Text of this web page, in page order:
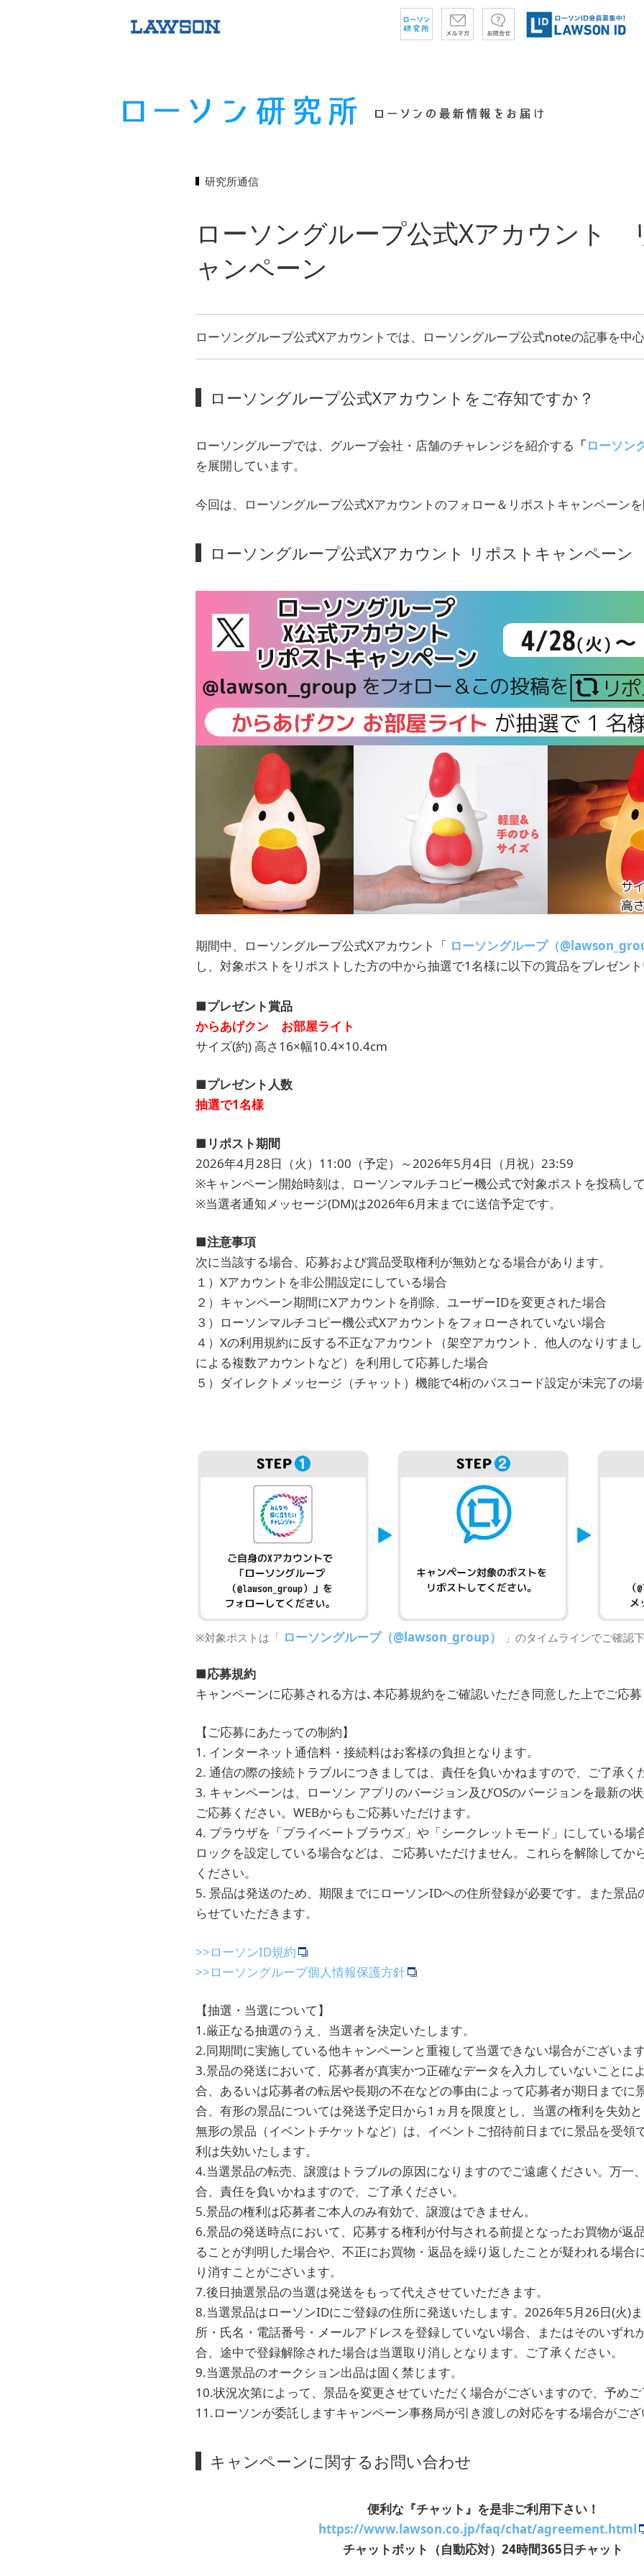
研究所通信
ローソングループ公式Xアカウント
ャンペーン
ローソングループ公式Xアカウントでは、ローソングループ公式noteの記事を中
ローソングループ公式Xアカウントをご存知ですか？
ローソングループでは、グループ会社・店舗のチャレンジを紹介する 「ローソン
を展開しています。
今回は、ローソングループ公式Xアカウントのフォロー＆リポストキャンペーンを
ローソングループ公式Xアカウント リポストキャンペーン
期間中、ローソングループ公式Xアカウント「 ローソングループ（
し、対象ポストをリポストした方の中から抽選で1名様に以下の賞品をプレゼント
■プレゼント賞品
からあげクン お部屋ライト
サイズ(約) 高さ16×幅10.4×10.4cm
■プレゼント人数
抽選で1名様
■リポスト期間
2026年4月28日（火）11:00（予定）～2026年5月4日（月祝）23:59
※キャンペーン開始時刻は、ローソンマルチコピー機公式で対象ポストを投稿して
※当選者通知メッセージ(DM)は2026年6月末までに送信予定です。
■注意事項
次に当該する場合、応募および賞品受取権利が無効となる場合があります。
１）Xアカウントを非公開設定にしている場合
２）キャンペーン期間にXアカウントを削除、ユーザーIDを変更された場合
３）ローソンマルチコピー機公式Xアカウントをフォローされていない場合
４）Xの利用規約に反する不正なアカウント（架空アカウント、他人のなりすま
による複数アカウントなど）を利用して応募した場合
５）ダイレクトメッセージ（チャット）機能で4桁のパスコード設定が未完了の
※対象ポストは「 ローソングループ（@lawson_group） 」のタイムラインでご確認下
■​応募規約
キャンペーンに応募される方は､本応募規約をご確認いただき同意した上でご応募
【ご応募にあたっての制約】
1. インターネット通信料・接続料はお客様の負担となります。
2. 通信の際の接続トラブルにつきましては、責任を負いかねますので、ご了承く
3. キャンペーンは、ローソン アプリのバージョン及びOSのバージョンを最新の状
ご応募ください。WEBからもご応募いただけます。
4. ブラウザを「プライベートブラウズ」や「シークレットモード」にしている場
ロックを設定している場合などは、ご応募いただけません。これらを解除してか
ください。
5. 景品は発送のため、期限までにローソンIDへの住所登録が必要です。また景品
らせていただきます。
>>ローソンID規約
>>ローソングループ個人情報保護方針
【抽選・当選について】
1.厳正なる抽選のうえ、当選者を決定いたします。
2.同期間に実施している他キャンペーンと重複して当選できない場合がございます
3.景品の発送において、応募者が真実かつ正確なデータを入力していないことに
合、あるいは応募者の転居や長期の不在などの事由によって応募者が期日までに
合、有形の景品については発送予定日から1ヵ月を限度とし、当選の権利を失効と
無形の景品（イベントチケットなど）は、イベントご招待前日までに景品を受領
利は失効いたします。
4.当選景品の転売、譲渡はトラブルの原因になりますのでご遠慮ください。万一
合、責任を負いかねますので、ご了承ください。
5.景品の権利は応募者ご本人のみ有効で、譲渡はできません。
6.景品の発送時点において、応募する権利が付与される前提となったお買物が返
ることが判明した場合や、不正にお買物・返品を繰り返したことが疑われる場合
り消すことがございます。
7.後日抽選景品の当選は発送をもって代えさせていただきます。
8.当選景品はローソンIDにご登録の住所に発送いたします。2026年5月26日(火)
所・氏名・電話番号・メールアドレスを登録していない場合、またはそのいずれ
合、途中で登録解除された場合は当選取り消しとなります。ご了承ください。
9.当選景品のオークション出品は固く禁じます。
10.状況次第によって、景品を変更させていただく場合がございますので、予めご
11.ローソンが委託しますキャンペーン事務局が引き渡しの対応をする場合がござ
キャンペーンに関するお問い合わせ
便利な『チャット』を是非ご利用下さい！
https://www.lawson.co.jp/faq/chat/agreement.html
チャットボット（自動応対）24時間365日チャット